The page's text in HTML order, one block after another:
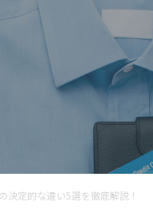
決定的な違い5選を徹底解説！